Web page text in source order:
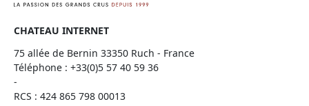
CHATEAU INTERNET
75 allée de Bernin 33350 Ruch - France
Téléphone : +33(0)5 57 40 59 36
-
RCS : 424 865 798 00013